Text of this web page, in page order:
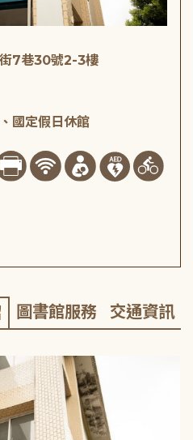
7巷30號2-3樓
國定假日休館
圖書館服務 交通資訊